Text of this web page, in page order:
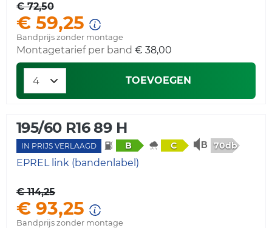
€ 72,50
€ 59,25
Bandprijs zonder montage
Montagetarief per band € 38,00
TOEVOEGEN
195/60 R16 89 H
IN PRIJS VERLAAGD B C 70db
EPREL link (bandenlabel)
€ 114,25
€ 93,25
Bandprijs zonder montage